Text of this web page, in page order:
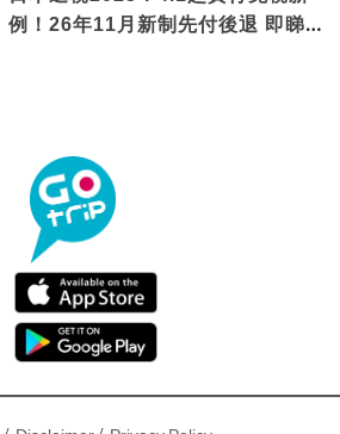
例！26年11月新制先付後退 即睇步